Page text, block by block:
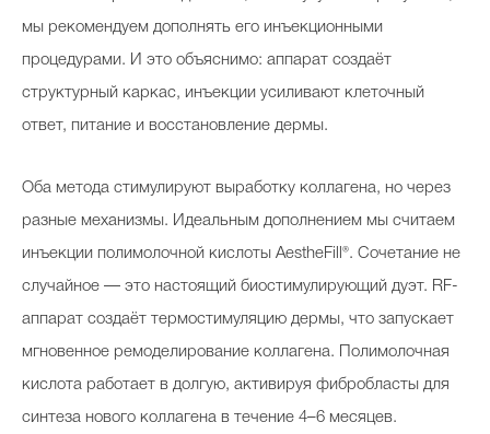
мы рекомендуем дополнять его инъекционными
процедурами. И это объяснимо: аппарат создаёт
структурный каркас, инъекции усиливают клеточный
ответ, питание и восстановление дермы.
Оба метода стимулируют выработку коллагена, но через
разные механизмы. Идеальным дополнением мы считаем
инъекции полимолочной кислоты AestheFill®️. Сочетание не
случайное — это настоящий биостимулирующий дуэт. RF-
аппарат создаёт термостимуляцию дермы, что запускает
мгновенное ремоделирование коллагена. Полимолочная
кислота работает в долгую, активируя фибробласты для
синтеза нового коллагена в течение 4–6 месяцев.